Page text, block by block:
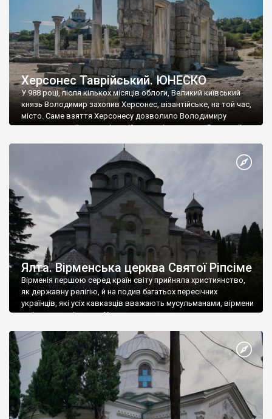
Херсонес Таврійський. ЮНЕСКО
У 988 році, після кількох місяців облоги, Великий київський
князь Володимир захопив Херсонес, візантійське, на той час,
місто. Саме взяття Херсонесу дозволило Володимиру
диктувати свої умови візантійському імператору Василю ІІ, та
Херсонесі Володимир-язичник, став Василем-християнином.
А потім було Хрещення Русі. На честь Херсонесу Таврійського
Ялта. Вірменська церква Святої Ріпсіме
Вірменія першою серед країн світу прийняла християнство,
як державну релігію, й на подив багатьох пересічних
українців, які усіх кавказців вважають мусульманами, вірмени
є відданими вірянами Христа